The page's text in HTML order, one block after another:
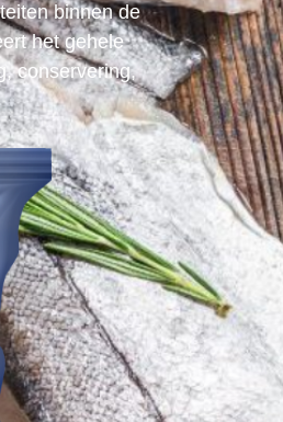
binnen de
het gehele
conservering,